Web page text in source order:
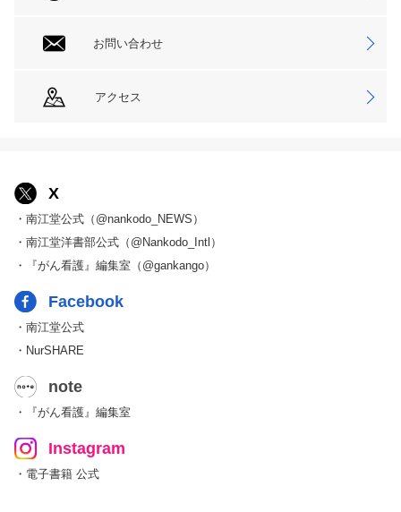
お問い合わせ
アクセス
X
・南江堂公式（@nankodo_NEWS）
・南江堂洋書部公式（@Nankodo_Intl）
・『がん看護』編集室（@gankango）
Facebook
・南江堂公式
・NurSHARE
note
・『がん看護』編集室
Instagram
・電子書籍 公式